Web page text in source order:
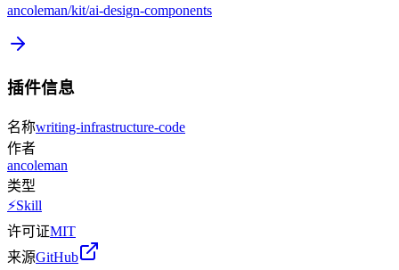
ancoleman/kit/ai-design-components
插件信息
名称writing-infrastructure-code
作者
ancoleman
类型
⚡Skill
许可证MIT
来源GitHub